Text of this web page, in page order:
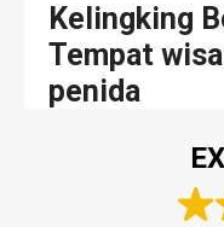
Kelingking
Tempat
penida